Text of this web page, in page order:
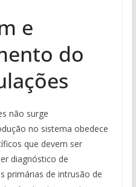
e
do
não surge
no sistema obedece
que devem ser
diagnóstico de
primárias de intrusão de